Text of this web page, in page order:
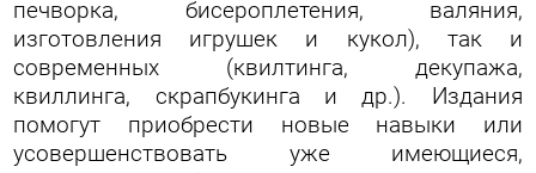
печворка, бисероплетения, валяния,
изготовления игрушек и кукол), так и
современных (квилтинга, декупажа,
квиллинга, скрапбукинга и др.). Издания
помогут приобрести новые навыки или
усовершенствовать уже имеющиеся,